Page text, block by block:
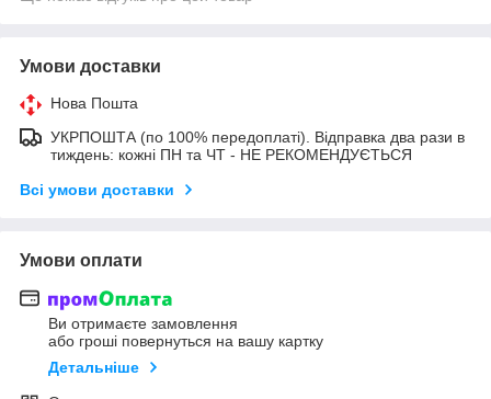
Умови доставки
Нова Пошта
УКРПОШТА (по 100% передоплаті). Відправка два рази в
тиждень: кожні ПН та ЧТ - НЕ РЕКОМЕНДУЄТЬСЯ
Всі умови доставки
Умови оплати
Ви отримаєте замовлення
або гроші повернуться на вашу картку
Детальніше